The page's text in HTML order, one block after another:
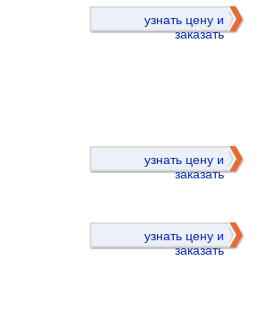
узнать цену и
заказать
узнать цену и
заказать
узнать цену и
заказать